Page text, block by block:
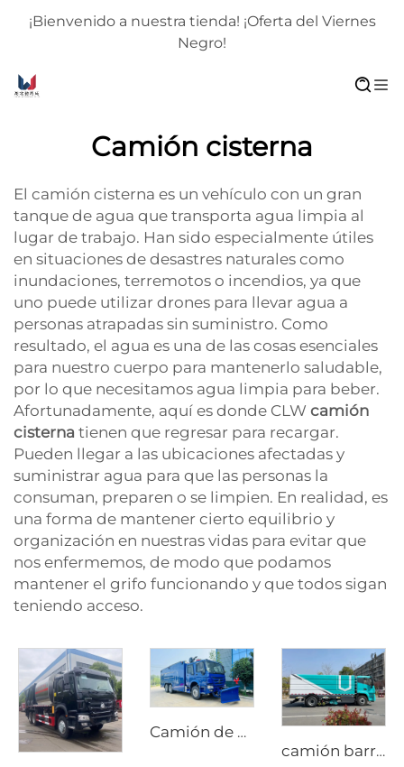
¡Bienvenido a nuestra tienda! ¡Oferta del Viernes
Negro!
Camión cisterna
El camión cisterna es un vehículo con un gran
tanque de agua que transporta agua limpia al
lugar de trabajo. Han sido especialmente útiles
en situaciones de desastres naturales como
inundaciones, terremotos o incendios, ya que
uno puede utilizar drones para llevar agua a
personas atrapadas sin suministro. Como
resultado, el agua es una de las cosas esenciales
para nuestro cuerpo para mantenerlo saludable,
por lo que necesitamos agua limpia para beber.
Afortunadamente, aquí es donde CLW camión
cisterna tienen que regresar para recargar.
Pueden llegar a las ubicaciones afectadas y
suministrar agua para que las personas la
consuman, preparen o se limpien. En realidad, es
una forma de mantener cierto equilibrio y
organización en nuestras vidas para evitar que
nos enfermemos, de modo que podamos
mantener el grifo funcionando y que todos sigan
teniendo acceso.
Camión de bomberos de alta presión con espuma Sinotruk HOWO 6X4, de alta calidad, nuevo y económico, con depósito de agua
camión barredor de nueva energía de alto rendimiento y duradero de 18T, barredora eléctrica pura para lavado y barrido